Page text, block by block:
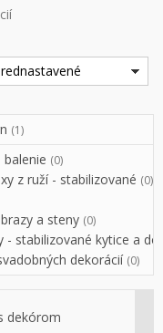
(1)
balenie (0)
z ruží - stabilizované (0)
a steny (0)
- stabilizované kytice a
dekorácií (0)
dekórom